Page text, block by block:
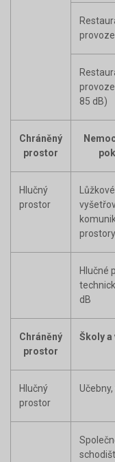
85 dB)
Chráněný
prostor
Hlučný
prostor
prostory
Hlučné
dB
Chráněný
prostor
Školy a
Hlučný
prostor